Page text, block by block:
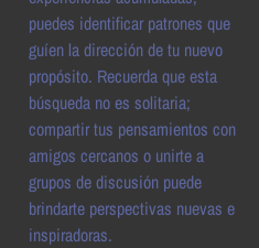
puedes identificar patrones que
guíen la dirección de tu nuevo
propósito. Recuerda que esta
búsqueda no es solitaria;
compartir tus pensamientos con
amigos cercanos o unirte a
grupos de discusión puede
brindarte perspectivas nuevas e
inspiradoras.